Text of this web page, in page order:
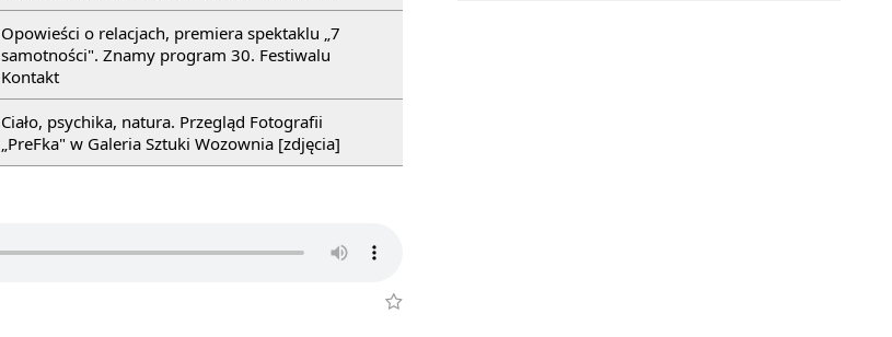
Opowieści o relacjach, premiera spektaklu „7
samotności". Znamy program 30. Festiwalu
Kontakt
Ciało, psychika, natura. Przegląd Fotografii
„PreFka" w Galeria Sztuki Wozownia [zdjęcia]